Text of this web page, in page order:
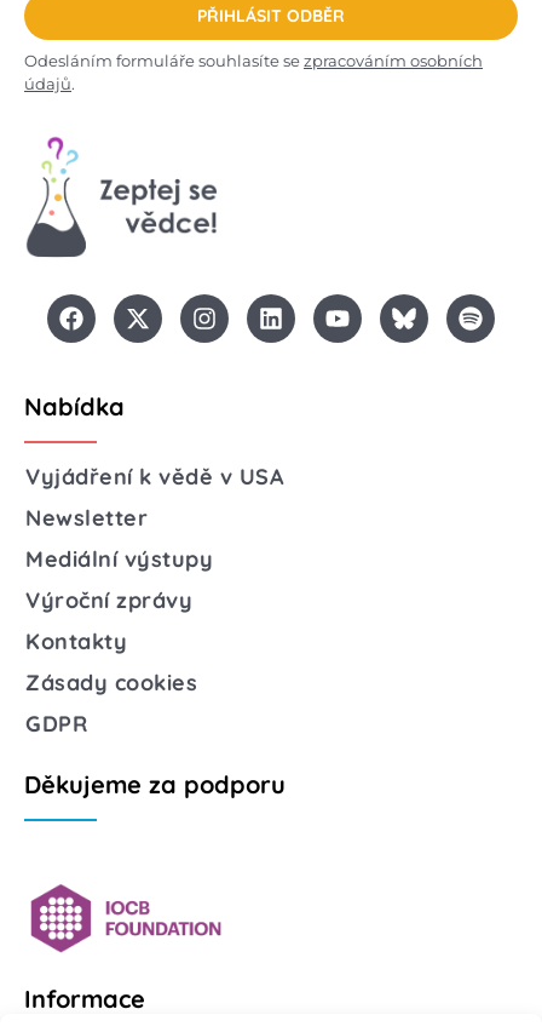
PŘIHLÁSIT ODBĚR
Odesláním formuláře souhlasíte sezpracováním osobních
údajů.
Nabídka
Vyjádření k vědě v USA
Newsletter
Mediální výstupy
Výroční zprávy
Kontakty
Zásady cookies
GDPR
Děkujeme za podporu
Informace